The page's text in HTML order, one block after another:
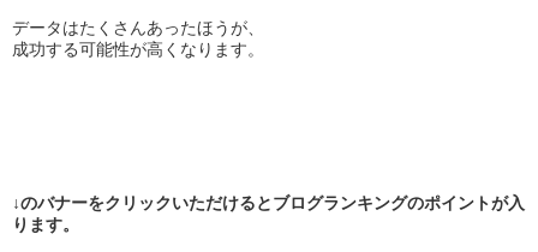
データはたくさんあったほうが、
成功する可能性が高くなります。
↓のバナーをクリックいただけるとブログランキングのポイントが入
ります。